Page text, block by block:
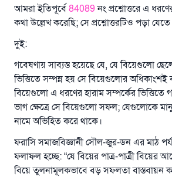
আমরা ইতিপূর্বে 84089নং প্রশ্নোত্তরে এ
কথা উল্লেখ করেছি; সে প্রশ্নোত্তরটিও পড়া যেতে
দুই:
গবেষণায় সাব্যস্ত হয়েছে যে, যে বিয়েগুলো
ভিত্তিতে সম্পন্ন হয় সে বিয়েগুলোর অধিকাংশই
বিয়েগুলো এ ধরণের হারাম সম্পর্কের ভিত্তিতে
ভাগ ক্ষেত্রে সে বিয়েগুলো সফল; যেগুলোকে
নামে অভিহিত করে থাকে।
ফরাসি সমাজবিজ্ঞানী সৌল-জুর-ডন এর মাঠ
ফলাফল হচ্ছে: “যে বিয়ের পাত্র-পাত্রী বিয়ের
বিয়ে তুলনামূলকভাবে বড় সফলতা বাস্তবায়ন